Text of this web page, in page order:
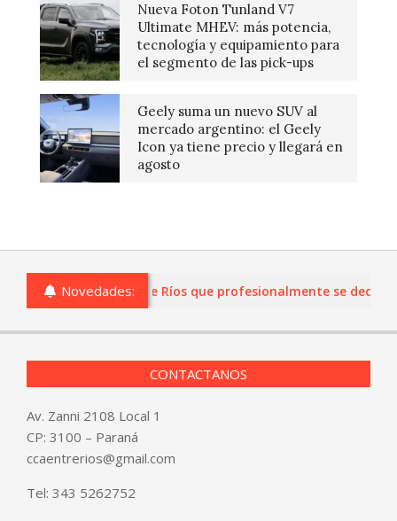
Nueva Foton Tunland V7
Ultimate MHEV: más potencia,
tecnología y equipamiento para
el segmento de las pick-ups
Geely suma un nuevo SUV al
mercado argentino: el Geely
Icon ya tiene precio y llegará en
agosto
Novedades:
o comercios de Entre Ríos que profesionalmente se
CONTACTANOS
Av. Zanni 2108 Local 1
CP: 3100 – Paraná
ccaentrerios@gmail.com
Tel: 343 5262752